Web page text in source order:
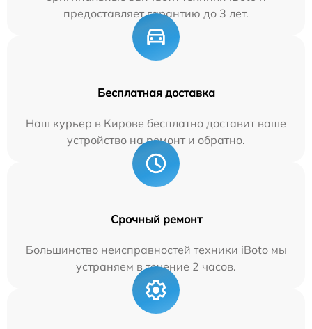
предоставляет гарантию до 3 лет.
Бесплатная доставка
Наш курьер в Кирове бесплатно доставит ваше
устройство на ремонт и обратно.
Срочный ремонт
Большинство неисправностей техники iBoto мы
устраняем в течение 2 часов.